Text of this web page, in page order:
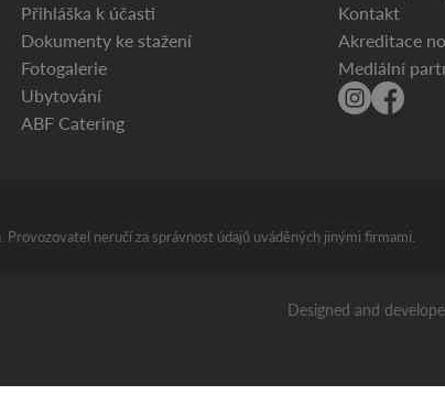
Přihláška k účasti
Dokumenty ke stažení
Fotogalerie
Ubytování
ABF Catering
Kontakt
Akreditace
Mediální
neručí za správnost údajů uváděných jinými firmami.
Designed and